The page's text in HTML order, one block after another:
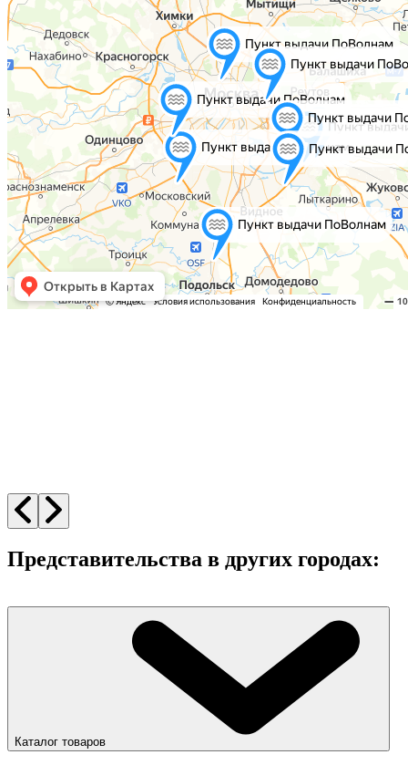
Представительства в других городах:
Каталог товаров